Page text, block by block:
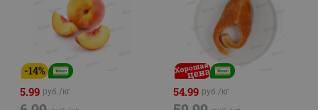
-14%
5.99 руб./кг 54.99 руб./кг